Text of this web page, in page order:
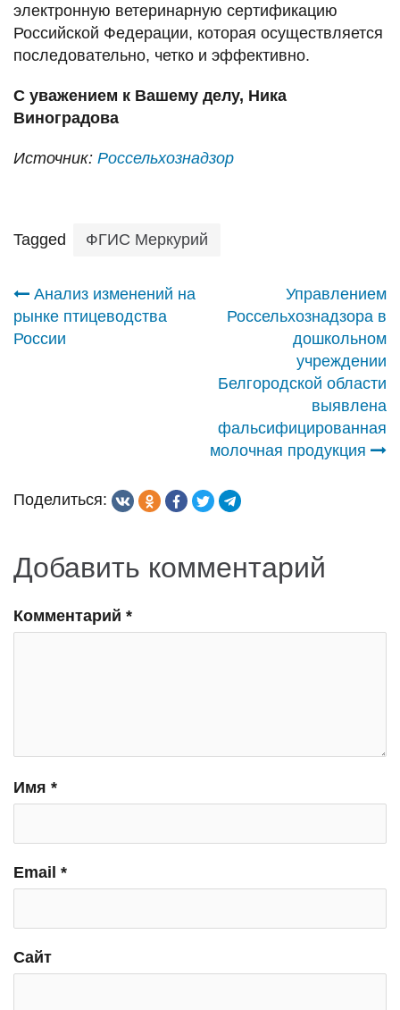
электронную ветеринарную сертификацию
Российской Федерации, которая осуществляется
последовательно, четко и эффективно.
С уважением к Вашему делу, Ника
Виноградова
Источник: Россельхознадзор
Tagged ФГИС Меркурий
Навигация
по
Анализ изменений на
рынке птицеводства
России
Управлением
Россельхознадзора в
дошкольном
учреждении
Белгородской области
выявлена
фальсифицированная
молочная продукция
Поделиться:
Добавить комментарий
Комментарий *
Имя *
Email *
Сайт